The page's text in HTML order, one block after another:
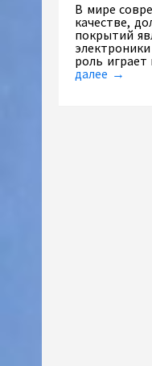
В мире
качестве,
покрытий
роль
далее →